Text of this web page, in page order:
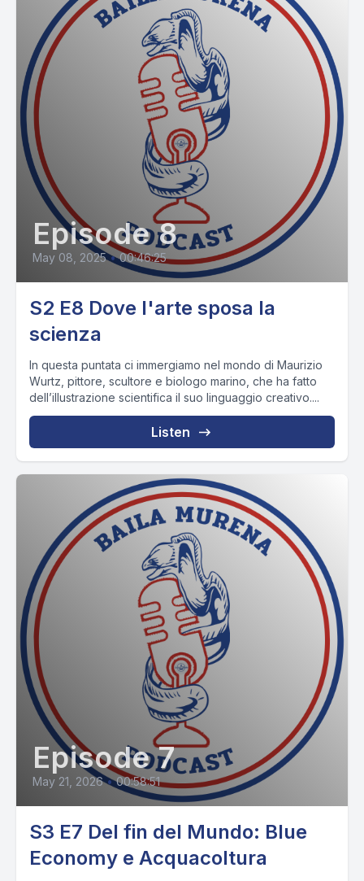
Episode 8
May 08, 2025 • 00:46:25
S2 E8 Dove l'arte sposa la
scienza
In questa puntata ci immergiamo nel mondo di Maurizio
Wurtz, pittore, scultore e biologo marino, che ha fatto
dell’illustrazione scientifica il suo linguaggio creativo....
Listen
Episode 7
May 21, 2026 • 00:58:51
S3 E7 Del fin del Mundo: Blue
Economy e Acquacoltura